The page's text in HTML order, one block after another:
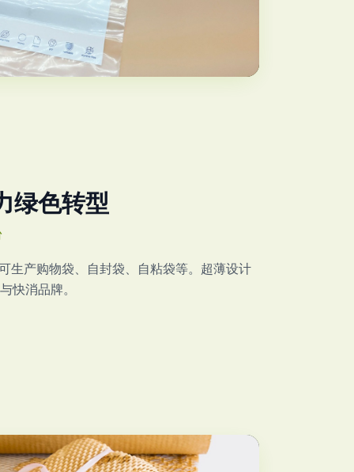
绿色转型
生产购物袋、自封袋、自粘袋等。超薄设计
快消品牌。